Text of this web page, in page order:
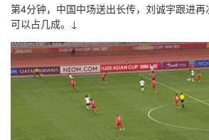
第4分钟，中国中场送出长传，刘诚宇跟进
可以占几成。↓